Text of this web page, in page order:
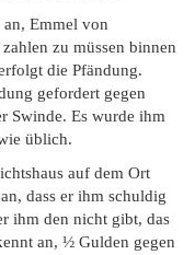
Emmel von
zu müssen binnen
die Pfändung.
gefordert gegen
Swinde. Es wurde ihm
üblich.
auf dem Ort
dass er ihm schuldig
ihm den nicht gibt, das
an, ½ Gulden gegen